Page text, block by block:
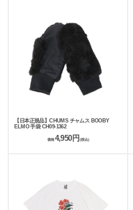
【日本正規品】CHUMS チャムス BOOBY
ELMO 手袋 CH09-1362
価格 4,950円 (税込)